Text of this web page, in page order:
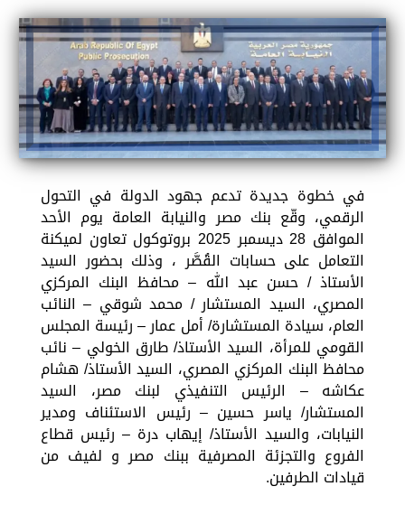
في خطوة جديدة تدعم جهود الدولة في التحول
الرقمي، وقّع بنك مصر والنيابة العامة يوم الأحد
الموافق 28 ديسمبر 2025 بروتوكول تعاون لميكنة
التعامل على حسابات القُصَّر ، وذلك بحضور السيد
الأستاذ / حسن عبد الله – محافظ البنك المركزي
المصري، السيد المستشار / محمد شوقي – النائب
العام، سيادة المستشارة/ أمل عمار – رئيسة المجلس
القومي للمرأة، السيد الأستاذ/ طارق الخولي – نائب
محافظ البنك المركزي المصري، السيد الأستاذ/ هشام
عكاشه – الرئيس التنفيذي لبنك مصر، السيد
المستشار/ ياسر حسين – رئيس الاستئناف ومدير
النيابات، والسيد الأستاذ/ إيهاب درة – رئيس قطاع
الفروع والتجزئة المصرفية ببنك مصر و لفيف من
قيادات الطرفين.